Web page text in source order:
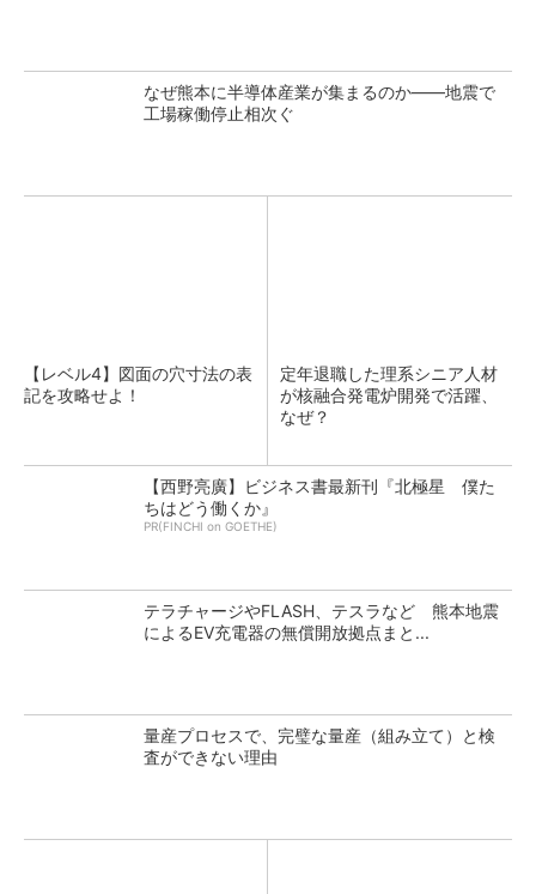
なぜ熊本に半導体産業が集まるのか――地震で
工場稼働停止相次ぐ
【レベル4】図面の穴寸法の表
記を攻略せよ！
定年退職した理系シニア人材
が核融合発電炉開発で活躍、
なぜ？
【西野亮廣】ビジネス書最新刊『北極星 僕た
ちはどう働くか』
PR(FINCHI on GOETHE)
テラチャージやFLASH、テスラなど 熊本地震
によるEV充電器の無償開放拠点まと...
量産プロセスで、完璧な量産（組み立て）と検
査ができない理由